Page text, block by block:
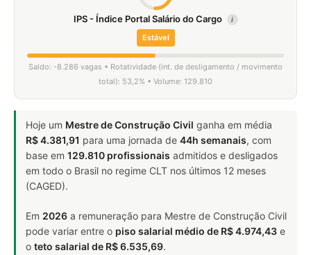
IPS - Índice Portal Salário do Cargo i
Estável
Saldo: -8.286 vagas • Rotatividade (int. de desligamento / movimento
total): 53,2% • Volume: 129.810
Hoje um Mestre de Construção Civil ganha em média
R$ 4.381,91 para uma jornada de 44h semanais, com
base em 129.810 profissionais admitidos e desligados
em todo o Brasil no regime CLT nos últimos 12 meses
(CAGED).
Em 2026 a remuneração para Mestre de Construção Civil
pode variar entre o piso salarial médio de R$ 4.974,43 e
o teto salarial de R$ 6.535,69.